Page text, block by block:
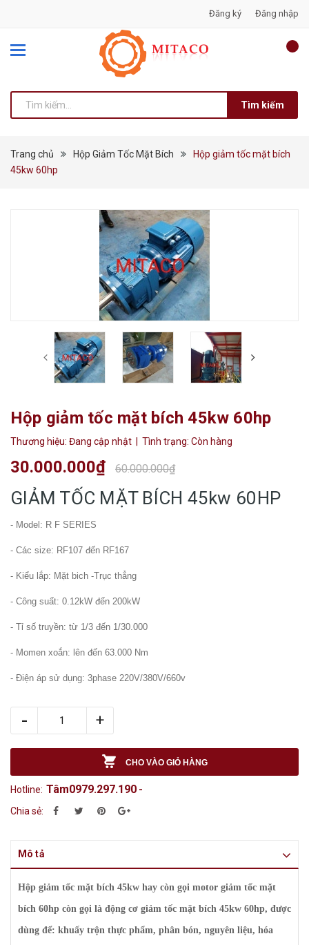
Đăng ký Đăng nhập
Tìm kiếm
Trang chủ Hộp Giảm Tốc Mặt Bích
Hộp giảm tốc mặt bích
45kw 60hp
Hộp giảm tốc mặt bích 45kw 60hp
Thương hiệu: Đang cập nhật | Tình trạng: Còn hàng
30.000.000₫ 60.000.000₫
GIẢM TỐC MẶT BÍCH 45kw 60HP
- Model: R F SERIES
- Các size: RF107 đến RF167
- Kiểu lắp: Mặt bich -Trục thẳng
- Công suất: 0.12kW đến 200kW
- Tỉ số truyền: từ 1/3 đến 1/30.000
- Momen xoắn: lên đến 63.000 Nm
- Điện áp sử dụng: 3phase 220V/380V/660v
- +
CHO VÀO GIỎ HÀNG
Hotline: Tâm0979.297.190 -
Chia sẻ:
Mô tả
Hộp giảm tốc mặt bích 45kw hay còn gọi motor giảm tốc mặt
bích 60hp còn gọi là động cơ giảm tốc mặt bích 45kw 60hp, được
dùng để: khuấy trộn thực phẩm, phân bón, nguyên liệu, hóa